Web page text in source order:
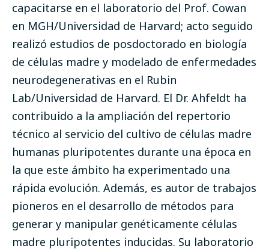
capacitarse en el laboratorio del Prof. Cowan
en MGH/Universidad de Harvard; acto seguido
realizó estudios de posdoctorado en biología
de células madre y modelado de enfermedades
neurodegenerativas en el Rubin
Lab/Universidad de Harvard. El Dr. Ahfeldt ha
contribuido a la ampliación del repertorio
técnico al servicio del cultivo de células madre
humanas pluripotentes durante una época en
la que este ámbito ha experimentado una
rápida evolución. Además, es autor de trabajos
pioneros en el desarrollo de métodos para
generar y manipular genéticamente células
madre pluripotentes inducidas. Su laboratorio